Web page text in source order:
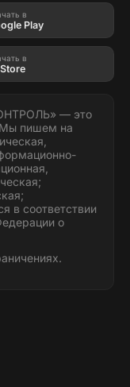
в
Play
в
— это
Мы пишем на
в соответствии
о